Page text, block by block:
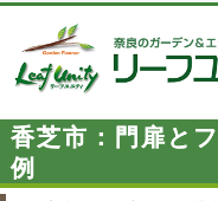
香芝市：門扉と
例